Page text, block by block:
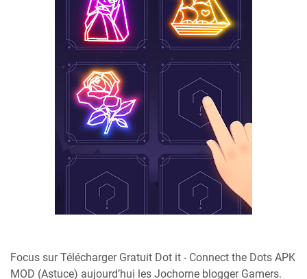
Focus sur Télécharger Gratuit Dot it - Connect the Dots APK
MOD (Astuce) aujourd’hui les Jochorne blogger Gamers.